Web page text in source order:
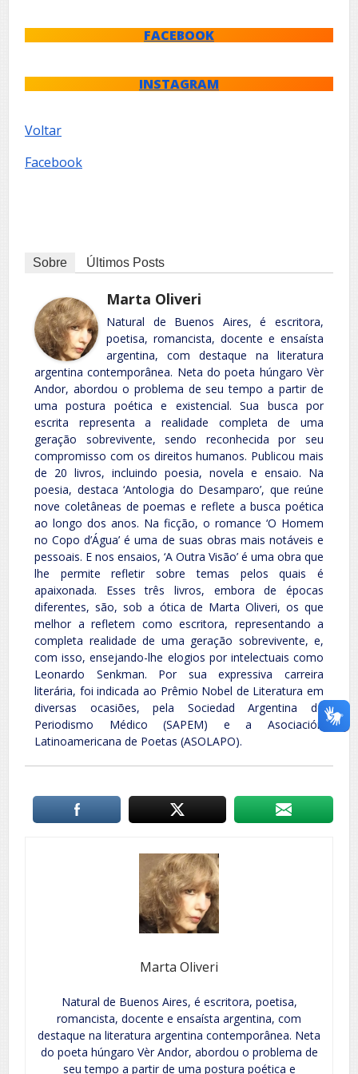
FACEBOOK
INSTAGRAM
Voltar
Facebook
Sobre Últimos Posts
Marta Oliveri
Natural de Buenos Aires, é escritora,
poetisa, romancista, docente e ensaísta
argentina, com destaque na literatura
argentina contemporânea. Neta do poeta húngaro Vèr
Andor, abordou o problema de seu tempo a partir de
uma postura poética e existencial. Sua busca por
escrita representa a realidade completa de uma
geração sobrevivente, sendo reconhecida por seu
compromisso com os direitos humanos. Publicou mais
de 20 livros, incluindo poesia, novela e ensaio. Na
poesia, destaca ‘Antologia do Desamparo’, que reúne
nove coletâneas de poemas e reflete a busca poética
ao longo dos anos. Na ficção, o romance ‘O Homem
no Copo d’Água’ é uma de suas obras mais notáveis ​​e
pessoais. E nos ensaios, ‘A Outra Visão’ é uma obra que
lhe permite refletir sobre temas pelos quais é
apaixonada. Esses três livros, embora de épocas
diferentes, são, sob a ótica de Marta Oliveri, os que
melhor a refletem como escritora, representando a
completa realidade de uma geração sobrevivente, e,
com isso, ensejando-lhe elogios por intelectuais como
Leonardo Senkman. Por sua expressiva carreira
literária, foi indicada ao Prêmio Nobel de Literatura em
diversas ocasiões, pela Sociedad Argentina de
Periodismo Médico (SAPEM) e a Asociación
Latinoamericana de Poetas (ASOLAPO).
Marta Oliveri
Natural de Buenos Aires, é escritora, poetisa,
romancista, docente e ensaísta argentina, com
destaque na literatura argentina contemporânea. Neta
do poeta húngaro Vèr Andor, abordou o problema de
seu tempo a partir de uma postura poética e